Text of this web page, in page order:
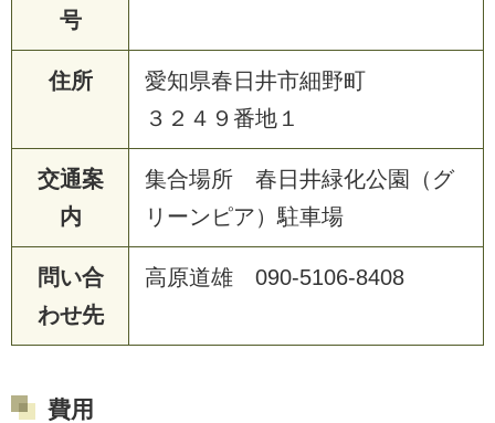
号
住所
愛知県春日井市細野町
３２４９番地１
交通案
内
集合場所 春日井緑化公園（グ
リーンピア）駐車場
問い合
わせ先
高原道雄 090-5106-8408
費用